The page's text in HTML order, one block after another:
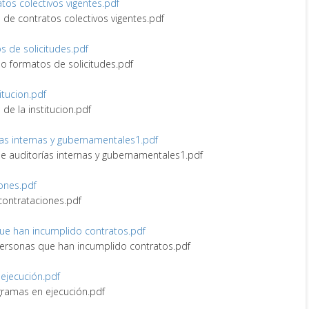
colectivos vigentes.pdf
de contratos colectivos vigentes.pdf
de solicitudes.pdf
formatos de solicitudes.pdf
de la institucion.pdf
internas y gubernamentales1.pdf
auditorías internas y gubernamentales1.pdf
han incumplido contratos.pdf
que han incumplido contratos.pdf
en ejecución.pdf